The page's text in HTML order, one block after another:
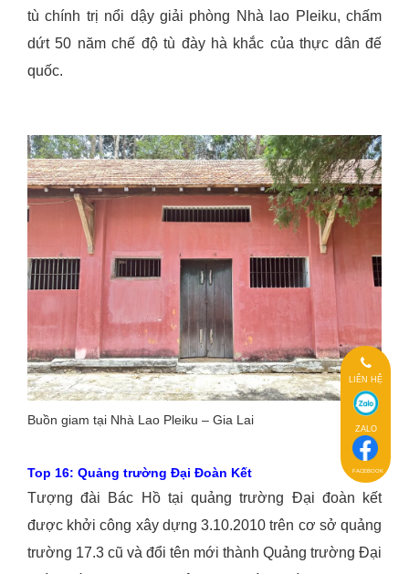
FACEBOOK
ZALO
LIÊN HỆ
tù chính trị nổi dậy giải phòng Nhà lao Pleiku, chấm
dứt 50 năm chế độ tù đày hà khắc của thực dân đế
quốc.
Buồn giam tại Nhà Lao Pleiku – Gia Lai
Top 16: Quảng trường Đại Đoàn Kết
Tượng đài Bác Hồ tại quảng trường Đại đoàn kết
được khởi công xây dựng 3.10.2010 trên cơ sở quảng
trường 17.3 cũ và đổi tên mới thành Quảng trường Đại